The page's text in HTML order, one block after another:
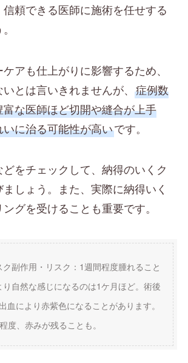
頼できる医師に施術を任せする
アも仕上がりに影響するため、
とは言いきれませんが、 症例数
な医師ほど切開や縫合が上手
に治る可能性が高いです。
をチェックして、納得のいくク
しょう。また、実際に納得いく
グを受けることも重要です。
副作用・リスク：1週間程度腫れること
り自然な感じになるのは1ケ月ほど。術後
血により赤紫色になることがあります。
度、赤みが残ることも。